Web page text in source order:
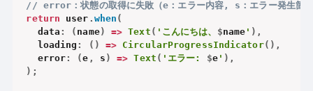
// error：状態の取得に失敗（e：エラー内容, s：エラー発生箇
return user . when (
  data
: ( name) => Text ( 'こんにちは、 $name ' ) ,
  loading
: ( ) => CircularProgressIndicator( ) ,
  error
: (e , s ) => Text ( 'エラー: $e' ) ,
) ;